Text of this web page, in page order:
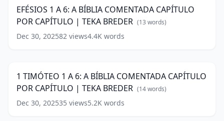
CAPÍTULO
|
TEKA
BREDER
(14
A
BÍBLIA
COMENTADA
CAPÍTULO
|
TEKA
BREDER ( 13
words)
EFÉSIOS 1 A 6: A BÍBLIA COMENTADA CAPÍTULO
POR CAPÍTULO | TEKA BREDER (13 words)
Dec 30, 202582 views4.4K words
1
6:
A
BÍBLIA
COMENTADA
1 TIMÓTEO 1 A 6: A BÍBLIA COMENTADA CAPÍTULO
POR CAPÍTULO | TEKA BREDER (14words)
Dec 30, 202535 views5.2K words
FILIPENSES